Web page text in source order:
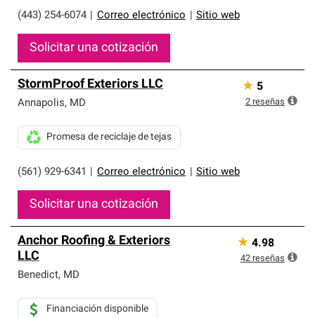
(443) 254-6074 Correo electrónico Sitio web
Solicitar una cotización
StormProof Exteriors LLC
Annapolis, MD
(561) 929-6341 Correo electrónico Sitio web
Promesa de reciclaje de tejas
Solicitar una cotización
★ 5
2 reseñas
Anchor Roofing & Exteriors
LLC
Benedict, MD
Financiación disponible
★ 4.98
42 reseñas